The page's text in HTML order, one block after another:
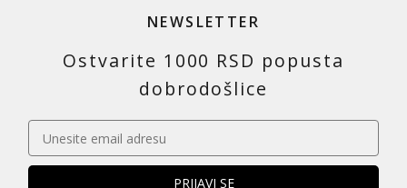
NEWSLETTER
Ostvarite 1000 RSD popusta
dobrodošlice